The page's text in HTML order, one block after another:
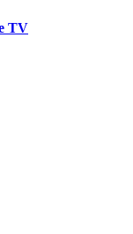
TV